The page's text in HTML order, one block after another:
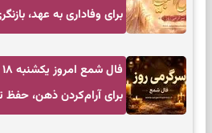
برای وفاداری به عهد،
برای آرام‌کردن ذهن، حفظ